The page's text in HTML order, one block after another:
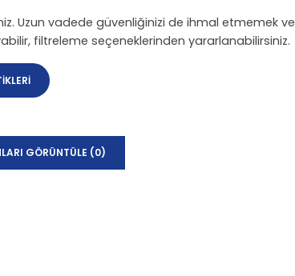
Uzun vadede güvenliğinizi de ihmal etmemek ve
filtreleme seçeneklerinden yararlanabilirsiniz.
GÖRÜNTÜLE (0)